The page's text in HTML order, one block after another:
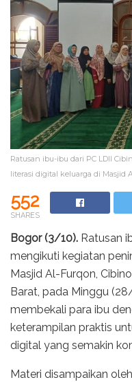
Ratusan ibu-ibu dari PC LDII
literasi digital keluarga di Masjid
552
SHARES
Bogor (3/10). Ratusan
mengikuti kegiatan
Masjid Al-Furqon,
Barat, pada Minggu
membekali para ibu
keterampilan praktis
digital yang semakin
Materi disampaikan